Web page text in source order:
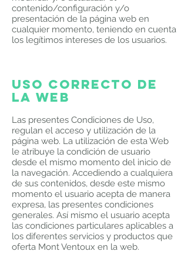
contenido/configuración y/o
presentación de la página web en
cualquier momento, teniendo en cuenta
los legítimos intereses de los usuarios.
Uso correcto de
la web
Las presentes Condiciones de Uso,
regulan el acceso y utilización de la
página web. La utilización de esta Web
le atribuye la condición de usuario
desde el mismo momento del inicio de
la navegación. Accediendo a cualquiera
de sus contenidos, desde este mismo
momento el usuario acepta de manera
expresa, las presentes condiciones
generales. Así mismo el usuario acepta
las condiciones particulares aplicables a
los diferentes servicios y productos que
oferta Mont Ventoux en la web.